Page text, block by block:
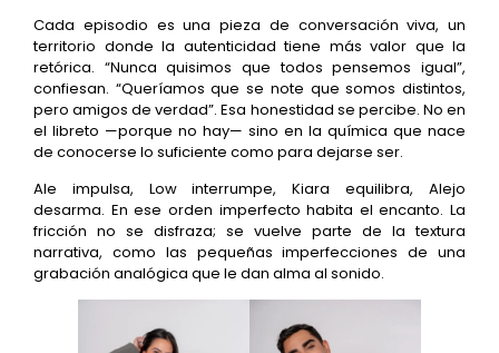
Cada episodio es una pieza de conversación viva, un
territorio donde la autenticidad tiene más valor que la
retórica. “Nunca quisimos que todos pensemos igual”,
confiesan. “Queríamos que se note que somos distintos,
pero amigos de verdad”. Esa honestidad se percibe. No en
el libreto —porque no hay— sino en la química que nace
de conocerse lo suficiente como para dejarse ser.
Ale impulsa, Low interrumpe, Kiara equilibra, Alejo
desarma. En ese orden imperfecto habita el encanto. La
fricción no se disfraza; se vuelve parte de la textura
narrativa, como las pequeñas imperfecciones de una
grabación analógica que le dan alma al sonido.